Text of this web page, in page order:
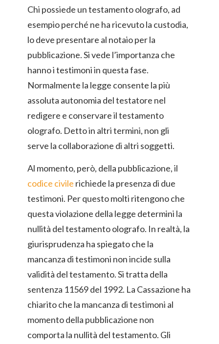
Chi possiede un testamento olografo, ad
esempio perché ne ha ricevuto la custodia,
lo deve presentare al notaio per la
pubblicazione. Si vede l’importanza che
hanno i testimoni in questa fase.
Normalmente la legge consente la più
assoluta autonomia del testatore nel
redigere e conservare il testamento
olografo. Detto in altri termini, non gli
serve la collaborazione di altri soggetti.
Al momento, però, della pubblicazione, il
codice civile richiede la presenza di due
testimoni. Per questo molti ritengono che
questa violazione della legge determini la
nullità del testamento olografo. In realtà, la
giurisprudenza ha spiegato che la
mancanza di testimoni non incide sulla
validità del testamento. Si tratta della
sentenza 11569 del 1992. La Cassazione ha
chiarito che la mancanza di testimoni al
momento della pubblicazione non
comporta la nullità del testamento. Gli